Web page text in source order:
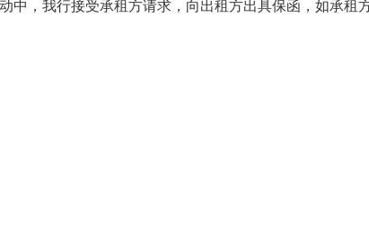
中，我行接受承租方请求，向出租方出具保函，如承租